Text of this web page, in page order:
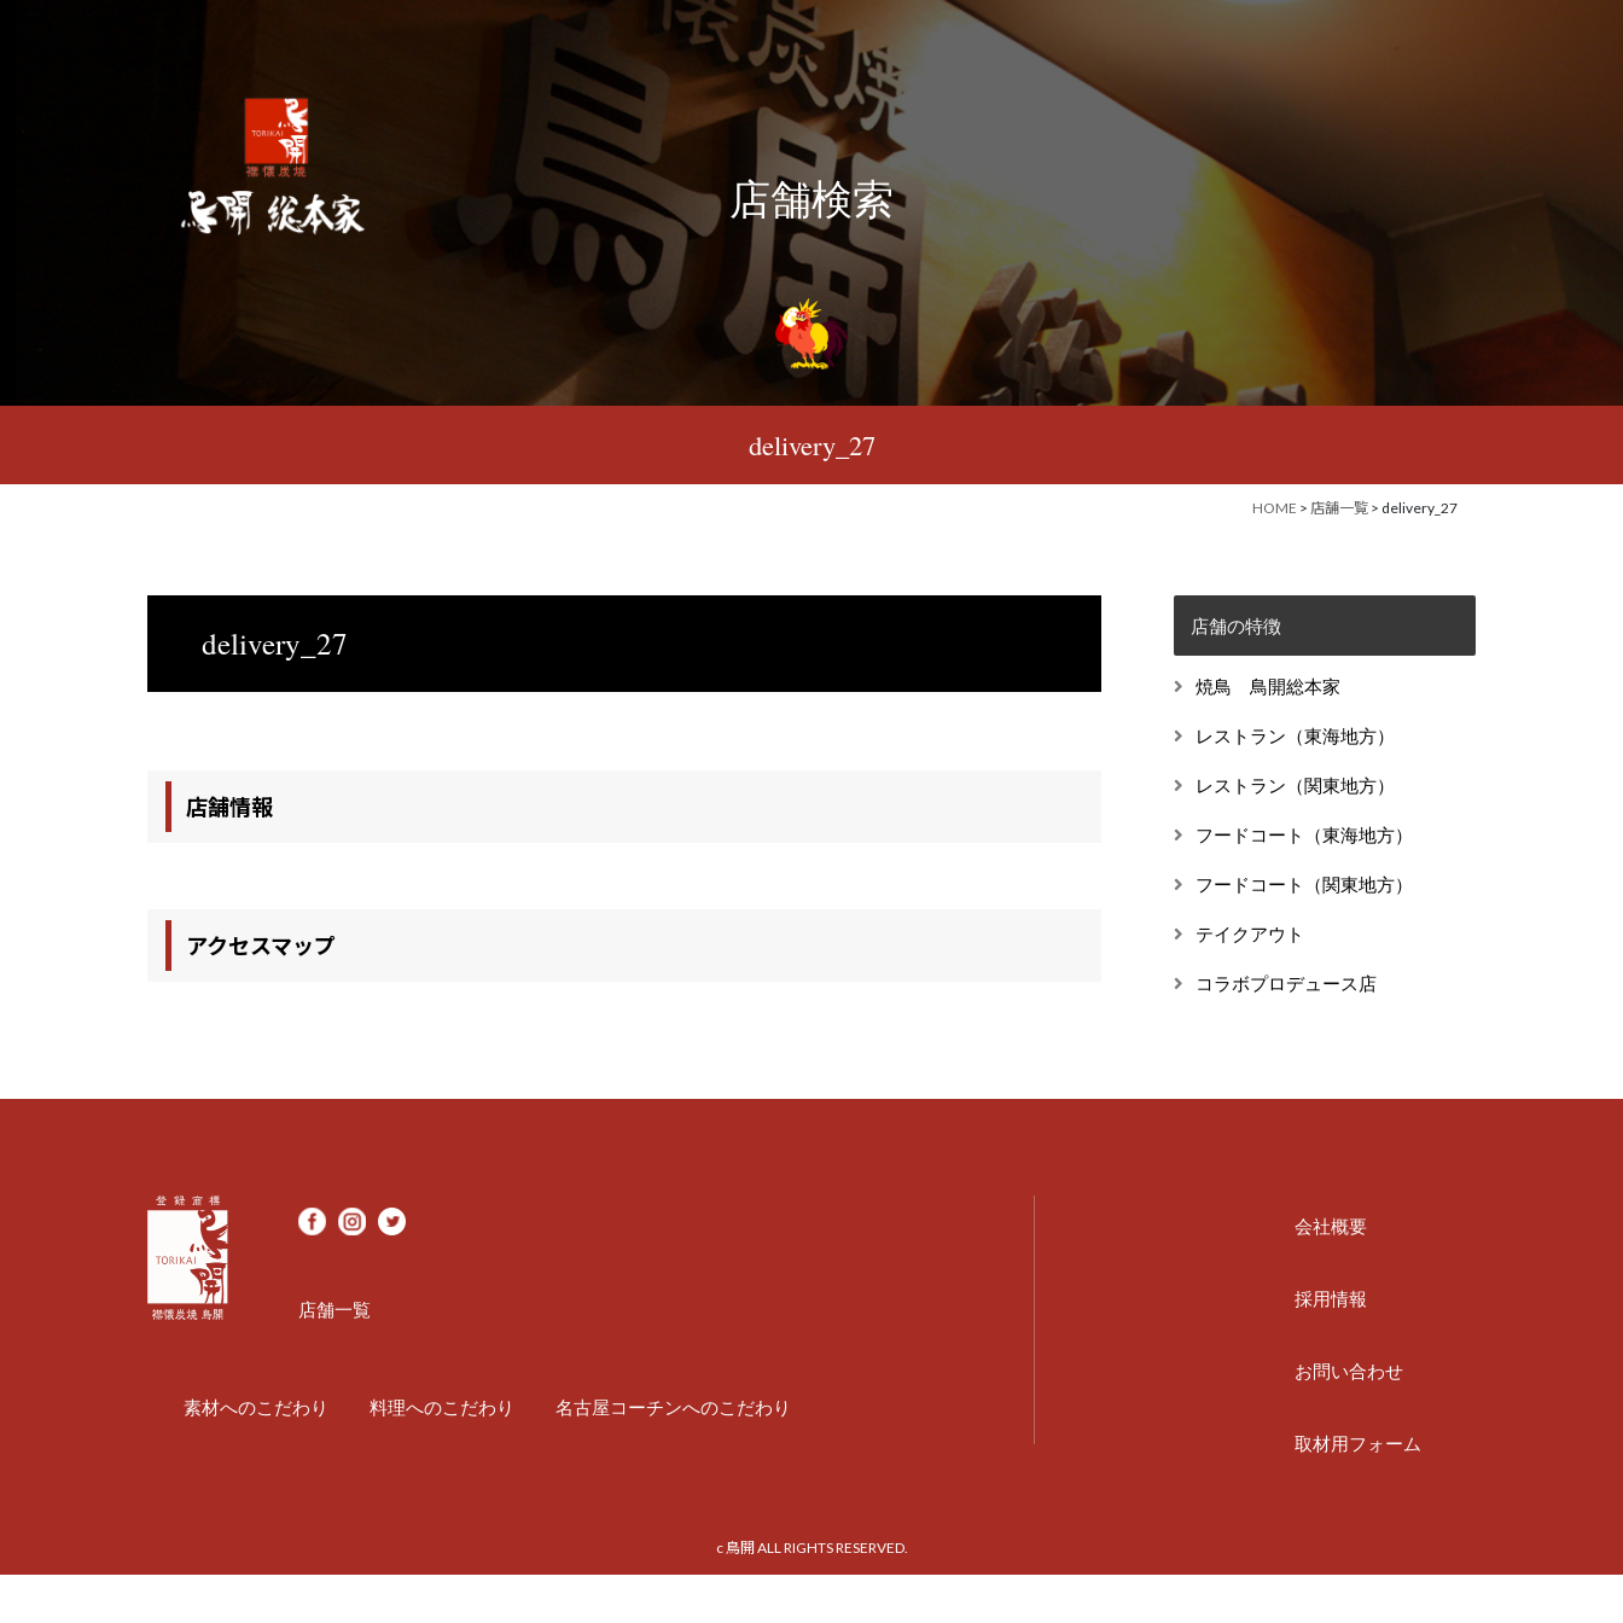
店舗検索
delivery_27
HOME > 店舗一覧 > delivery_27
店舗の特徴
焼鳥 鳥開総本家
レストラン（東海地方）
レストラン（関東地方）
フードコート（東海地方）
フードコート（関東地方）
テイクアウト
コラボプロデュース店
delivery_27
店舗情報
アクセスマップ
店舗一覧
素材へのこだわり 料理へのこだわり 名古屋コーチンへのこだわり
会社概要
採用情報
お問い合わせ
取材用フォーム
c 鳥開 ALL RIGHTS RESERVED.